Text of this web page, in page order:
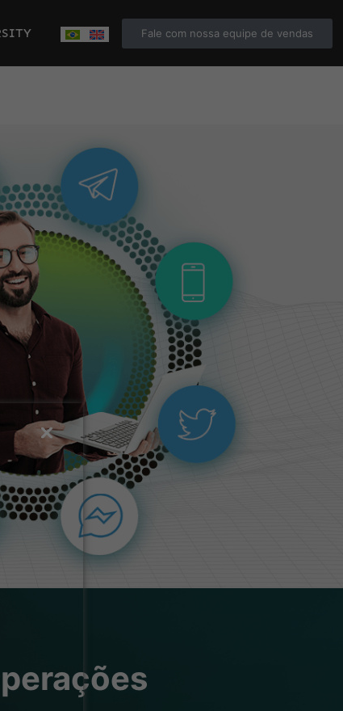
Fale com nossa equipe de vendas